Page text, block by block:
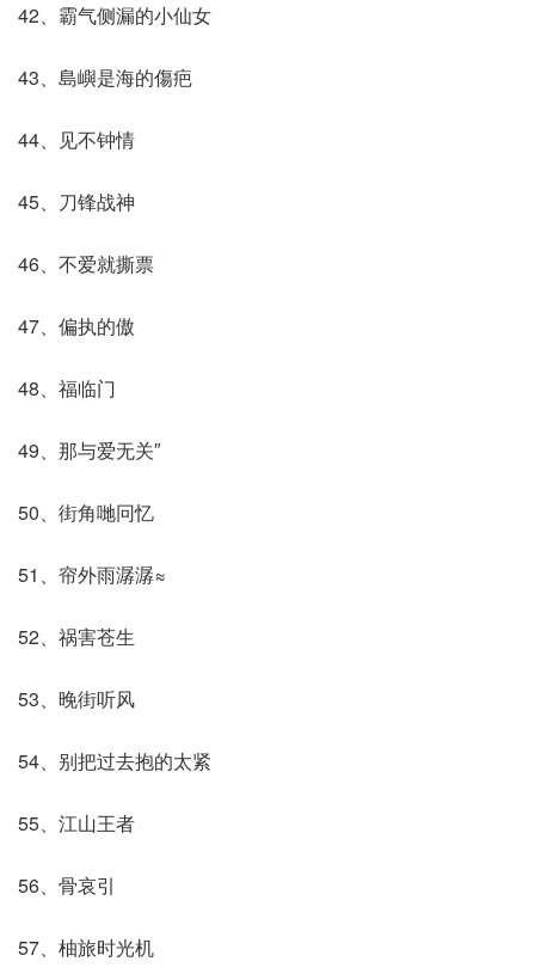
42、霸气侧漏的小仙女
43、島嶼是海的傷疤
44、见不钟情
45、刀锋战神
46、不爱就撕票
47、偏执的傲
48、福临门
49、那与爱无关″
50、街角哋冋忆
51、帘外雨潺潺≈
52、祸害苍生
53、晚街听风
54、别把过去抱的太紧
55、江山王者
56、骨哀引
57、柚旅时光机